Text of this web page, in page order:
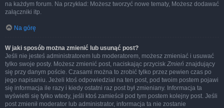
na każdym forum. Na przykład: Możesz tworzyć nowe tematy, Możesz dodawać
załączniki itp.
Na górę
W jaki sposób można zmienić lub usunąć post?
Jeśli nie jesteś administratorem lub moderatorem, możesz zmieniać i usuwać
tylko swoje posty. Możesz zmienić post, naciskając przycisk Zmień znajdujący
się przy danym poście. Czasami można to zrobić tylko przez pewien czas po
jego napisaniu. Jeżeli ktoś odpowiedział na ten post, pod twoim postem pojawi
się informacja ile razy i kiedy ostatni raz post był zmieniany. Informacja ta
wyświetli się tylko wtedy, jeśli ktoś zamieścił pod tym postem kolejny post. Jeśli
post zmienił moderator lub administrator, informacja ta nie zostanie